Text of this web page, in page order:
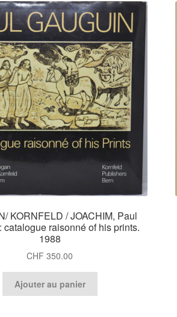
KORNFELD / JOACHIM, Paul
catalogue raisonné of his prints.
1988
CHF 350.00
Ajouter au panier